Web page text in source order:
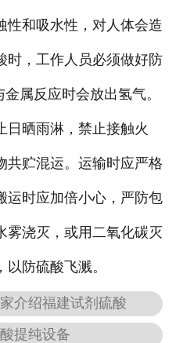
性和吸水性，对人体会造
时，工作人员必须做好防
属反应时会放出氢气。
日晒雨淋，禁止接触火
共贮混运。运输时应严格
运时应加倍小心，严防包
雾浇灭，或用二氧化碳灭
防硫酸飞溅。
介绍福建试剂硫酸
提纯设备